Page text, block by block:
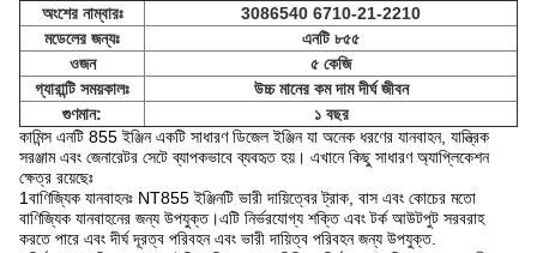
অংশের নাম্বারঃ
3086540 6710-21-2210
মডেলের জন্যঃ
এনটি ৮৫৫
ওজন
৫ কেজি
গ্যারান্টি সময়কালঃ
উচ্চ মানের কম দাম দীর্ঘ জীবন
গুণমান:
১ বছর
কামিন্স এনটি 855 ইঞ্জিন একটি সাধারণ ডিজেল ইঞ্জিন যা অনেক ধরণের যানবাহন, যান্ত্রিক
সরঞ্জাম এবং জেনারেটর সেটে ব্যাপকভাবে ব্যবহৃত হয়। এখানে কিছু সাধারণ অ্যাপ্লিকেশন
ক্ষেত্র রয়েছেঃ
1বাণিজ্যিক যানবাহনঃ NT855 ইঞ্জিনটি ভারী দায়িত্বের ট্রাক, বাস এবং কোচের মতো
বাণিজ্যিক যানবাহনের জন্য উপযুক্ত।এটি নির্ভরযোগ্য শক্তি এবং টর্ক আউটপুট সরবরাহ
করতে পারে এবং দীর্ঘ দূরত্ব পরিবহন এবং ভারী দায়িত্ব পরিবহন জন্য উপযুক্ত.